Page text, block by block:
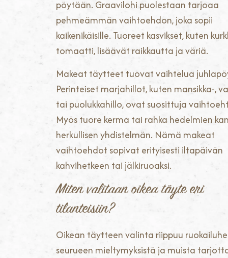
pöytään. Graavilohi puolestaan tarjoaa
pehmeämmän vaihtoehdon, joka sopii
kaikenikäisille. Tuoreet kasvikset, kuten
tomaatti, lisäävät raikkautta ja väriä.
Makeat täytteet tuovat vaihtelua
Perinteiset marjahillot, kuten mansikka-,
tai puolukkahillo, ovat suosittuja
Myös tuore kerma tai rahka hedelmien
herkullisen yhdistelmän. Nämä makeat
vaihtoehdot sopivat erityisesti iltapäivän
kahvihetkeen tai jälkiruoaksi.
Miten valitaan oikea täyte eri
tilanteisiin?
Oikean täytteen valinta riippuu
seurueen mieltymyksistä ja muista